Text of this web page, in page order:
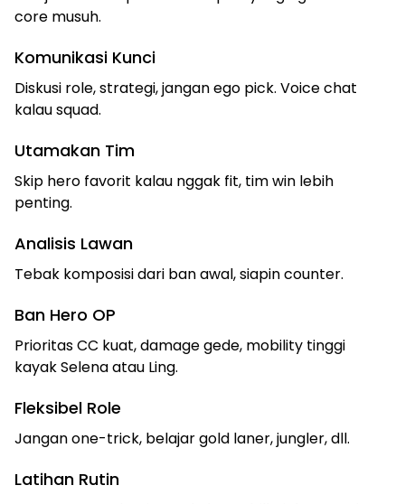
core musuh.
Komunikasi Kunci
Diskusi role, strategi, jangan ego pick. Voice chat
kalau squad.
Utamakan Tim
Skip hero favorit kalau nggak fit, tim win lebih
penting.
Analisis Lawan
Tebak komposisi dari ban awal, siapin counter.
Ban Hero OP
Prioritas CC kuat, damage gede, mobility tinggi
kayak Selena atau Ling.
Fleksibel Role
Jangan one-trick, belajar gold laner, jungler, dll.
Latihan Rutin